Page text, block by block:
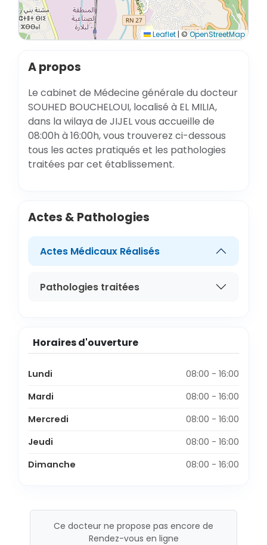
Leaflet | ©OpenStreetMap
A propos
Le cabinet de Médecine générale du docteur
SOUHED BOUCHELOUI, localisé à EL MILIA,
dans la wilaya de JIJEL vous accueille de
08:00h à 16:00h, vous trouverez ci-dessous
tous les actes pratiqués et les pathologies
traitées par cet établissement.
Actes & Pathologies
Actes Médicaux Réalisés
Pathologies traitées
Horaires d'ouverture
Lundi
08:00 - 16:00
Mardi
08:00 - 16:00
Mercredi
08:00 - 16:00
Jeudi
08:00 - 16:00
Dimanche
08:00 - 16:00
Ce docteur ne propose pas encore de
Rendez-vous en ligne